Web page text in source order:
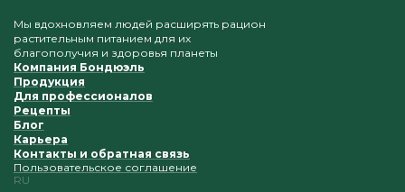
Мы вдохновляем людей расширять рацион
растительным питанием для их
благополучия и здоровья планеты
Компания Бондюэль
Продукция
Для профессионалов
Рецепты
Блог
Карьера
Контакты и обратная связь
Пользовательское соглашение
RU